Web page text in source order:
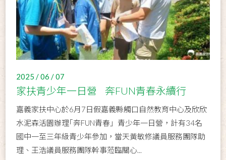
2025 / 06 / 07
家扶青少年一日營 奔FUN青春永續行
嘉義家扶中心於6月7日假嘉義縣觸口自然教育中心及欣欣
水泥森活園辦理｢奔FUN青春」青少年一日營，計有34名
國中一至三年級青少年參加，當天黃敏修議員服務團隊助
理、王浩議員服務團隊幹事蒞臨關心...